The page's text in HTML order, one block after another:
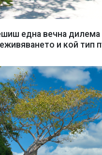
една вечна
и кой